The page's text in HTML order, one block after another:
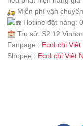
Miễn phí vận
Hotline đặt hàng:
Trụ sở: S2.12
Fanpage : EcoLchi Việt
Shopee : EcoLchi Việt